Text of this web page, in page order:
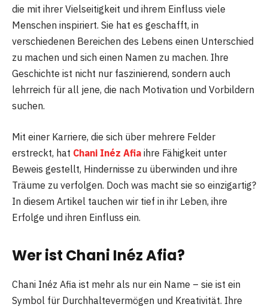
die mit ihrer Vielseitigkeit und ihrem Einfluss viele
Menschen inspiriert. Sie hat es geschafft, in
verschiedenen Bereichen des Lebens einen Unterschied
zu machen und sich einen Namen zu machen. Ihre
Geschichte ist nicht nur faszinierend, sondern auch
lehrreich für all jene, die nach Motivation und Vorbildern
suchen.
Mit einer Karriere, die sich über mehrere Felder
erstreckt, hat Chani Inéz Afia ihre Fähigkeit unter
Beweis gestellt, Hindernisse zu überwinden und ihre
Träume zu verfolgen. Doch was macht sie so einzigartig?
In diesem Artikel tauchen wir tief in ihr Leben, ihre
Erfolge und ihren Einfluss ein.
Wer ist Chani Inéz Afia?
Chani Inéz Afia ist mehr als nur ein Name – sie ist ein
Symbol für Durchhaltevermögen und Kreativität. Ihre